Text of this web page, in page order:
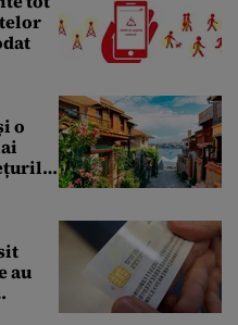
o
au